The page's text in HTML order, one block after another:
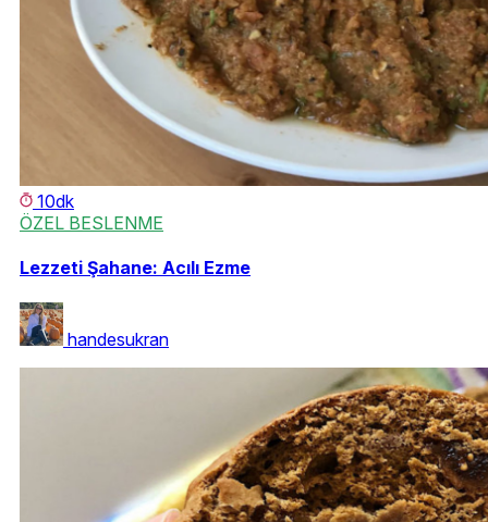
10dk
ÖZEL BESLENME
Lezzeti Şahane: Acılı Ezme
handesukran